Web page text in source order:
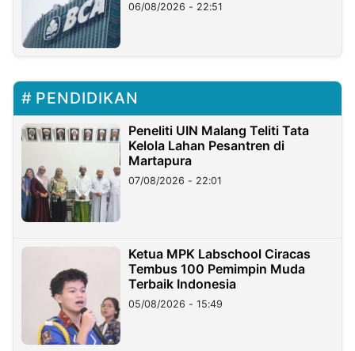
06/08/2026 - 22:51
PENDIDIKAN
Peneliti UIN Malang Teliti Tata
Kelola Lahan Pesantren di
Martapura
07/08/2026 - 22:01
Ketua MPK Labschool Ciracas
Tembus 100 Pemimpin Muda
Terbaik Indonesia
05/08/2026 - 15:49